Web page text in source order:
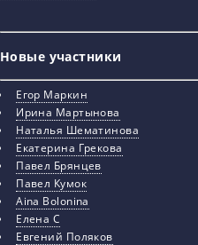
Новые участники
Егор Маркин
Ирина Мартынова
Наталья Шематинова
Екатерина Грекова
Павел Брянцев
Павел Кумок
Aina Bolonina
Елена С
Евгений Поляков